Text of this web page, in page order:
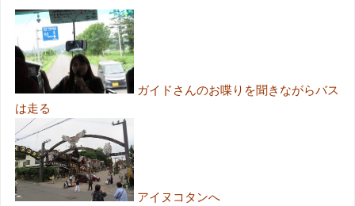
ガイドさんのお喋りを聞きながらバス
は走る
アイヌコタンへ